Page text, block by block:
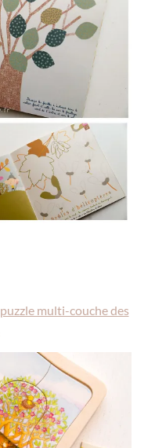
puzzle multi-couche des